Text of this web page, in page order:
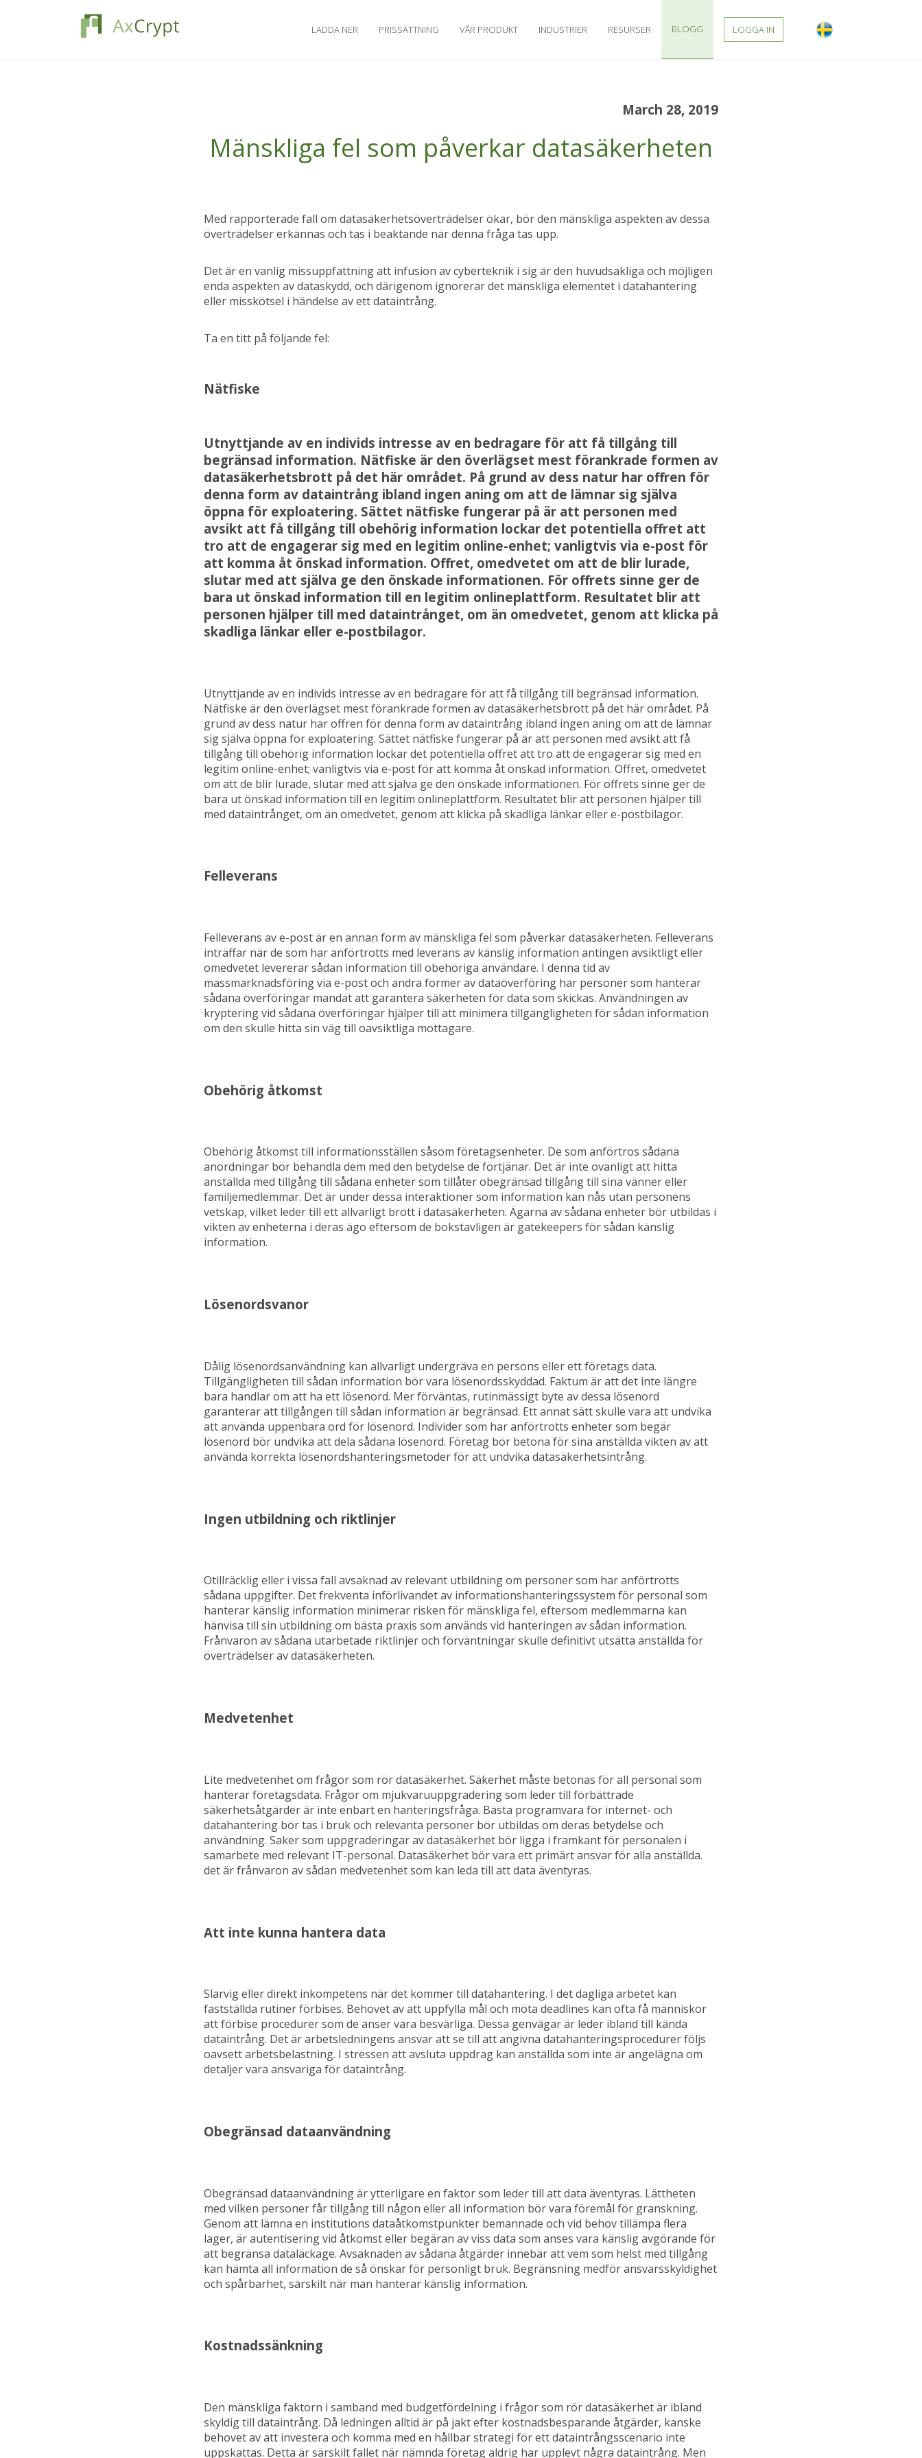
LADDA NER PRISSÄTTNING VÅR PRODUKT INDUSTRIER RESURSER BLOGG LOGGA IN
March 28, 2019
Mänskliga fel som påverkar datasäkerheten
Med rapporterade fall om datasäkerhetsöverträdelser ökar, bör den mänskliga aspekten av dessa
överträdelser erkännas och tas i beaktande när denna fråga tas upp.
Det är en vanlig missuppfattning att infusion av cyberteknik i sig är den huvudsakliga och möjligen
enda aspekten av dataskydd, och därigenom ignorerar det mänskliga elementet i datahantering
eller misskötsel i händelse av ett dataintrång.
Ta en titt på följande fel:
Nätfiske
Utnyttjande av en individs intresse av en bedragare för att få tillgång till
begränsad information. Nätfiske är den överlägset mest förankrade formen av
datasäkerhetsbrott på det här området. På grund av dess natur har offren för
denna form av dataintrång ibland ingen aning om att de lämnar sig själva
öppna för exploatering. Sättet nätfiske fungerar på är att personen med
avsikt att få tillgång till obehörig information lockar det potentiella offret att
tro att de engagerar sig med en legitim online-enhet; vanligtvis via e-post för
att komma åt önskad information. Offret, omedvetet om att de blir lurade,
slutar med att själva ge den önskade informationen. För offrets sinne ger de
bara ut önskad information till en legitim onlineplattform. Resultatet blir att
personen hjälper till med dataintrånget, om än omedvetet, genom att klicka på
skadliga länkar eller e-postbilagor.
Utnyttjande av en individs intresse av en bedragare för att få tillgång till begränsad information.
Nätfiske är den överlägset mest förankrade formen av datasäkerhetsbrott på det här området. På
grund av dess natur har offren för denna form av dataintrång ibland ingen aning om att de lämnar
sig själva öppna för exploatering. Sättet nätfiske fungerar på är att personen med avsikt att få
tillgång till obehörig information lockar det potentiella offret att tro att de engagerar sig med en
legitim online-enhet; vanligtvis via e-post för att komma åt önskad information. Offret, omedvetet
om att de blir lurade, slutar med att själva ge den önskade informationen. För offrets sinne ger de
bara ut önskad information till en legitim onlineplattform. Resultatet blir att personen hjälper till
med dataintrånget, om än omedvetet, genom att klicka på skadliga länkar eller e-postbilagor.
Felleverans
Felleverans av e-post är en annan form av mänskliga fel som påverkar datasäkerheten. Felleverans
inträffar när de som har anförtrotts med leverans av känslig information antingen avsiktligt eller
omedvetet levererar sådan information till obehöriga användare. I denna tid av
massmarknadsföring via e-post och andra former av dataöverföring har personer som hanterar
sådana överföringar mandat att garantera säkerheten för data som skickas. Användningen av
kryptering vid sådana överföringar hjälper till att minimera tillgängligheten för sådan information
om den skulle hitta sin väg till oavsiktliga mottagare.
Obehörig åtkomst
Obehörig åtkomst till informationsställen såsom företagsenheter. De som anförtros sådana
anordningar bör behandla dem med den betydelse de förtjänar. Det är inte ovanligt att hitta
anställda med tillgång till sådana enheter som tillåter obegränsad tillgång till sina vänner eller
familjemedlemmar. Det är under dessa interaktioner som information kan nås utan personens
vetskap, vilket leder till ett allvarligt brott i datasäkerheten. Ägarna av sådana enheter bör utbildas i
vikten av enheterna i deras ägo eftersom de bokstavligen är gatekeepers för sådan känslig
information.
Lösenordsvanor
Dålig lösenordsanvändning kan allvarligt undergräva en persons eller ett företags data.
Tillgängligheten till sådan information bör vara lösenordsskyddad. Faktum är att det inte längre
bara handlar om att ha ett lösenord. Mer förväntas, rutinmässigt byte av dessa lösenord
garanterar att tillgången till sådan information är begränsad. Ett annat sätt skulle vara att undvika
att använda uppenbara ord för lösenord. Individer som har anförtrotts enheter som begär
lösenord bör undvika att dela sådana lösenord. Företag bör betona för sina anställda vikten av att
använda korrekta lösenordshanteringsmetoder för att undvika datasäkerhetsintrång.
Ingen utbildning och riktlinjer
Otillräcklig eller i vissa fall avsaknad av relevant utbildning om personer som har anförtrotts
sådana uppgifter. Det frekventa införlivandet av informationshanteringssystem för personal som
hanterar känslig information minimerar risken för mänskliga fel, eftersom medlemmarna kan
hänvisa till sin utbildning om bästa praxis som används vid hanteringen av sådan information.
Frånvaron av sådana utarbetade riktlinjer och förväntningar skulle definitivt utsätta anställda för
överträdelser av datasäkerheten.
Medvetenhet
Lite medvetenhet om frågor som rör datasäkerhet. Säkerhet måste betonas för all personal som
hanterar företagsdata. Frågor om mjukvaruuppgradering som leder till förbättrade
säkerhetsåtgärder är inte enbart en hanteringsfråga. Bästa programvara för internet- och
datahantering bör tas i bruk och relevanta personer bör utbildas om deras betydelse och
användning. Saker som uppgraderingar av datasäkerhet bör ligga i framkant för personalen i
samarbete med relevant IT-personal. Datasäkerhet bör vara ett primärt ansvar för alla anställda.
det är frånvaron av sådan medvetenhet som kan leda till att data äventyras.
Att inte kunna hantera data
Slarvig eller direkt inkompetens när det kommer till datahantering. I det dagliga arbetet kan
fastställda rutiner förbises. Behovet av att uppfylla mål och möta deadlines kan ofta få människor
att förbise procedurer som de anser vara besvärliga. Dessa genvägar är leder ibland till kända
dataintrång. Det är arbetsledningens ansvar att se till att angivna datahanteringsprocedurer följs
oavsett arbetsbelastning. I stressen att avsluta uppdrag kan anställda som inte är angelägna om
detaljer vara ansvariga för dataintrång.
Obegränsad dataanvändning
Obegränsad dataanvändning är ytterligare en faktor som leder till att data äventyras. Lättheten
med vilken personer får tillgång till någon eller all information bör vara föremål för granskning.
Genom att lämna en institutions dataåtkomstpunkter bemannade och vid behov tillämpa flera
lager, är autentisering vid åtkomst eller begäran av viss data som anses vara känslig avgörande för
att begränsa dataläckage. Avsaknaden av sådana åtgärder innebär att vem som helst med tillgång
kan hämta all information de så önskar för personligt bruk. Begränsning medför ansvarsskyldighet
och spårbarhet, särskilt när man hanterar känslig information.
Kostnadssänkning
Den mänskliga faktorn i samband med budgetfördelning i frågor som rör datasäkerhet är ibland
skyldig till dataintrång. Då ledningen alltid är på jakt efter kostnadsbesparande åtgärder, kanske
behovet av att investera och komma med en hållbar strategi för ett dataintrångsscenario inte
uppskattas. Detta är särskilt fallet när nämnda företag aldrig har upplevt några dataintrång. Men